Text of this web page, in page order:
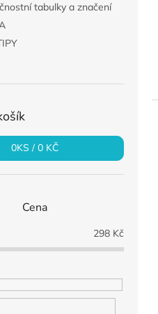
tabulky a značení
0KS /0 KČ
Cena
298Kč